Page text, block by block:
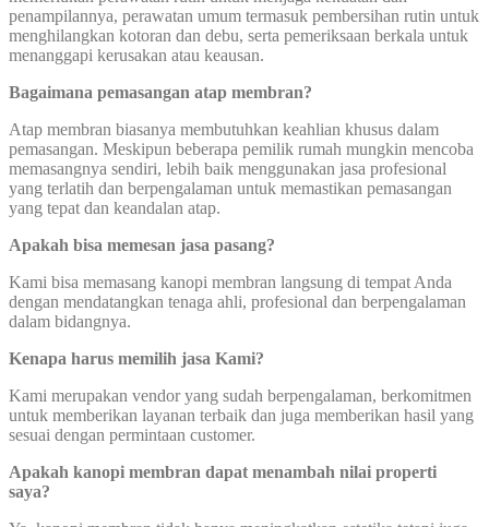
penampilannya, perawatan umum termasuk pembersihan rutin untuk
menghilangkan kotoran dan debu, serta pemeriksaan berkala untuk
menanggapi kerusakan atau keausan.
Bagaimana pemasangan atap membran?
Atap membran biasanya membutuhkan keahlian khusus dalam
pemasangan. Meskipun beberapa pemilik rumah mungkin mencoba
memasangnya sendiri, lebih baik menggunakan jasa profesional
yang terlatih dan berpengalaman untuk memastikan pemasangan
yang tepat dan keandalan atap.
Apakah bisa memesan jasa pasang?
Kami bisa memasang kanopi membran langsung di tempat Anda
dengan mendatangkan tenaga ahli, profesional dan berpengalaman
dalam bidangnya.
Kenapa harus memilih jasa Kami?
Kami merupakan vendor yang sudah berpengalaman, berkomitmen
untuk memberikan layanan terbaik dan juga memberikan hasil yang
sesuai dengan permintaan customer.
Apakah kanopi membran dapat menambah nilai properti
saya?